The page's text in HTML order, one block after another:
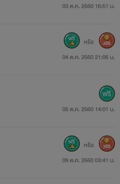
03 ต.ค. 2560 16:51 น.
04 ต.ค. 2560 21:06 น.
หรือ 400
05 ต.ค. 2560 14:01 น.
09 ต.ค. 2560 03:41 น.
หรือ 300